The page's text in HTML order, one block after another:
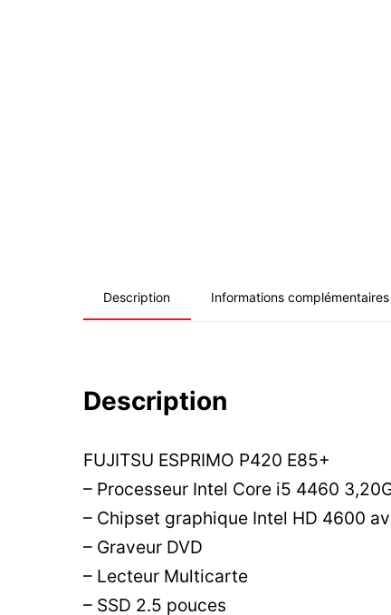
Description Informations complémentaires
Description
FUJITSU ESPRIMO P420 E85+
– Processeur Intel Core i5 4460
– Chipset graphique Intel HD 4600
– Graveur DVD
– Lecteur Multicarte
– SSD 2.5 pouces